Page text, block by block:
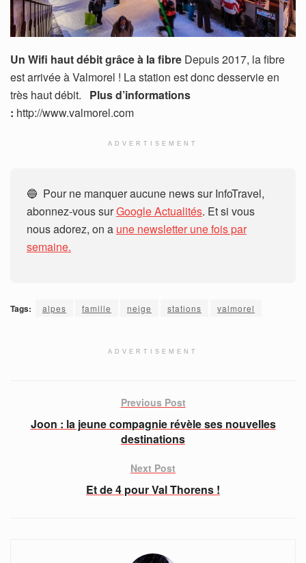
Un Wifi haut débit grâce à la fibre Depuis 2017, la fibre
est arrivée à Valmorel ! La station est donc desservie en
très haut débit. Plus d’informations
: http://www.valmorel.com
ADVERTISEMENT
🔵 Pour ne manquer aucune news sur InfoTravel,
abonnez-vous surGoogle Actualités. Et si vous
nous adorez, on a une newsletter une fois par
semaine.
Tags: alpes famille neige stations valmorel
ADVERTISEMENT
Previous Post
Joon : la jeune compagnie révèle ses nouvelles
destinations
Next Post
Et de 4 pour Val Thorens !